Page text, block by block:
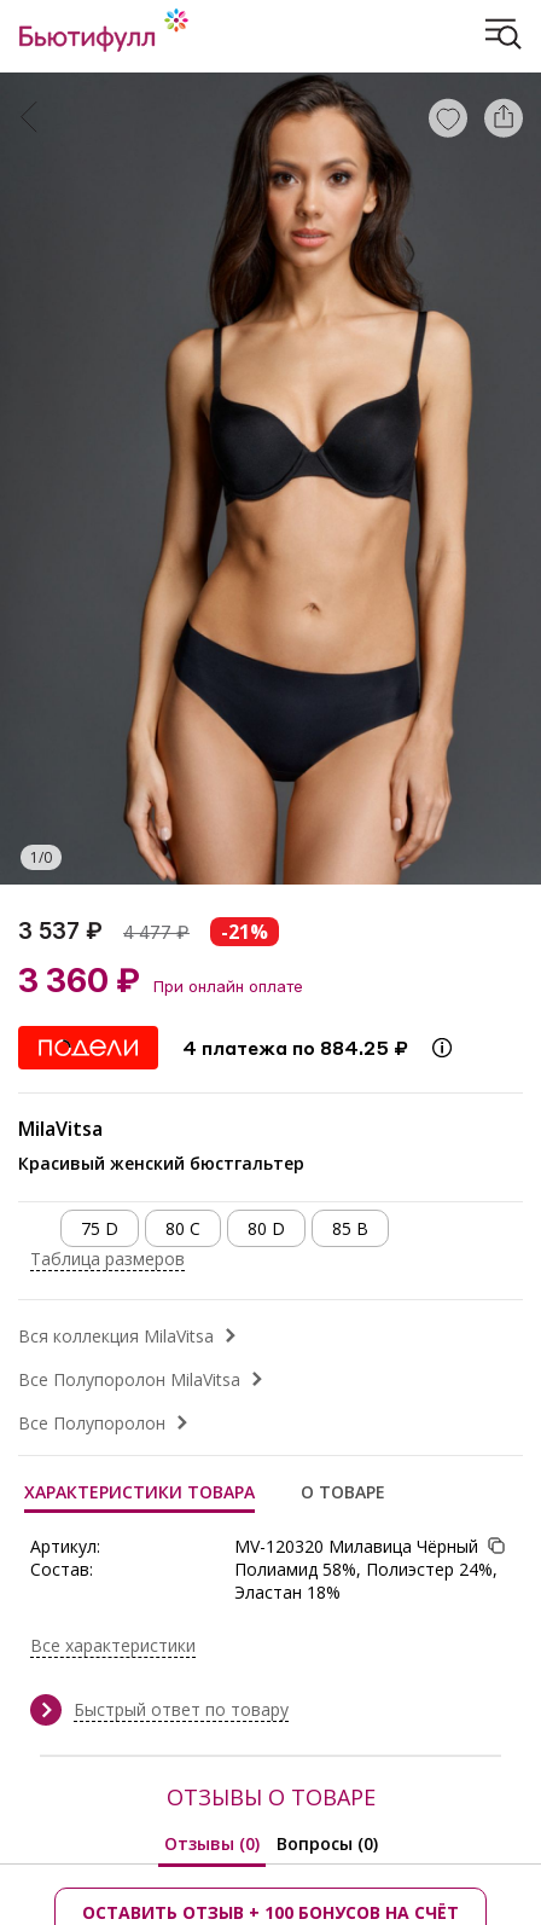
1/0
3 537 ₽ 4 477₽ -21%
3 360 ₽ При онлайн оплате
4 платежа по 884.25 ₽
MilaVitsa
Красивый женский бюстгальтер
75 D 80 C 80 D
85 B
Таблица размеров
Вся коллекция MilaVitsa
Все Полупоролон MilaVitsa
Все Полупоролон
ХАРАКТЕРИСТИКИ ТОВАРА О ТОВАРЕ
Артикул:
MV-120320 Милавица Чёрный
Состав:
Полиамид 58%, Полиэстер 24%,
Эластан 18%
Все характеристики
Быстрый ответ по товару
ОТЗЫВЫ О ТОВАРЕ
Отзывы (0) Вопросы (0)
ОСТАВИТЬ ОТЗЫВ + 100 БОНУСОВ НА СЧЁТ